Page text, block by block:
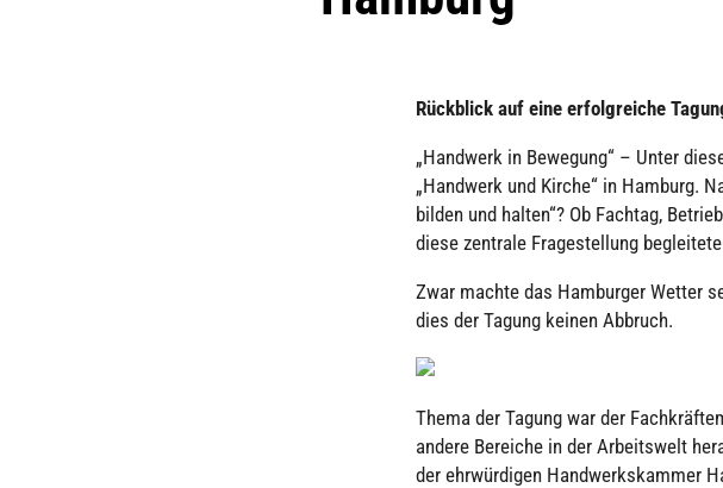
Rück­blick auf eine erfolg­rei­che
„Handwerk in Bewegung“ – Unter
„Handwerk und Kirche“ in Hamburg.
bil­den und halten“? Ob Fachtag,
diese zentrale Fra­ge­stel­lung
Zwar machte das Ham­bur­ger Wetter
dies der Tagung keinen Abbruch.
Thema der Tagung war der
andere Bereiche in der Arbeits­welt
der ehr­wür­di­gen Hand­werks­kam­mer